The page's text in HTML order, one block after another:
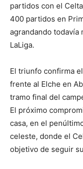
partidos con el
400 partidos en
agrandando todavía
LaLiga.
El triunfo confirma
frente al Elche en
tramo final del
El próximo
casa, en el
celeste, donde el
objetivo de seguir